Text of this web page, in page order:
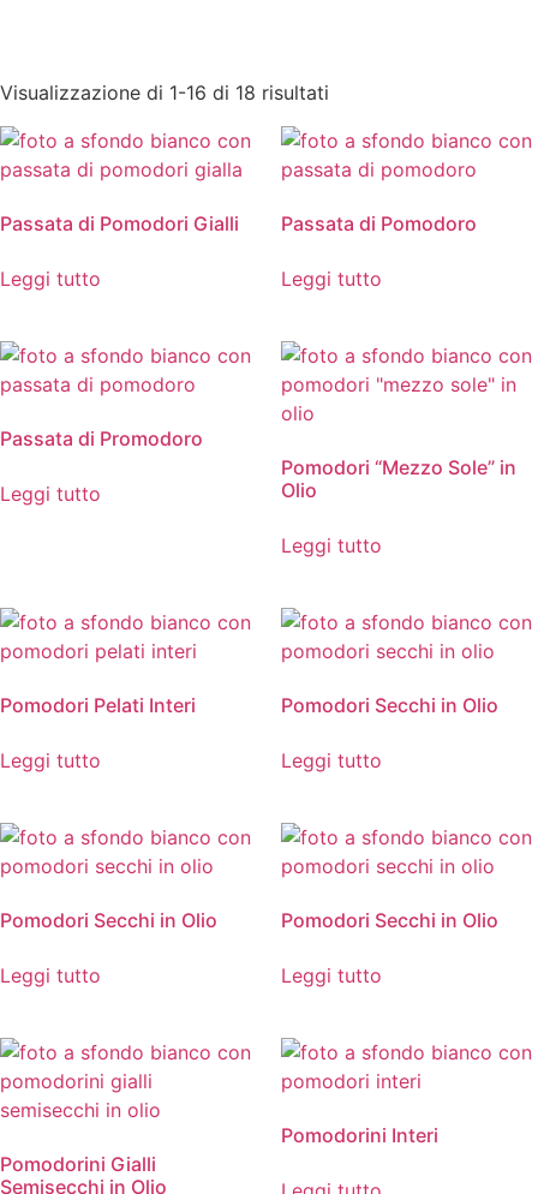
Visualizzazione di 1-16 di 18 risultati
Passata di Pomodori Gialli
Leggi tutto
Passata di Pomodoro
Leggi tutto
Passata di Promodoro
Leggi tutto
Pomodori “Mezzo Sole” in
Olio
Leggi tutto
Pomodori Pelati Interi
Leggi tutto
Pomodori Secchi in Olio
Leggi tutto
Pomodori Secchi in Olio
Leggi tutto
Pomodori Secchi in Olio
Leggi tutto
Pomodorini Gialli
Semisecchi in Olio
Pomodorini Interi